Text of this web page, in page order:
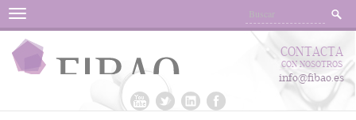
Menu
CONTACTA
CON NOSOTROS
info@fibao.es